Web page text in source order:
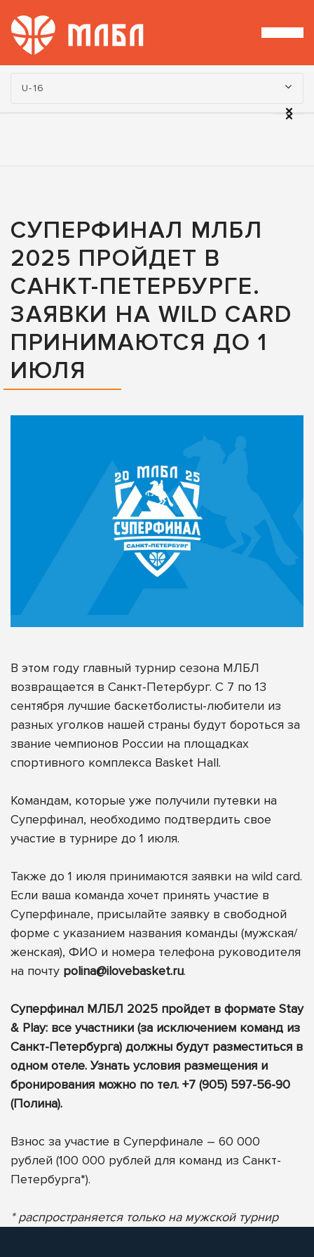
Турнир:
U-16
СУПЕРФИНАЛ МЛБЛ
2025 ПРОЙДЕТ В
САНКТ-ПЕТЕРБУРГЕ.
ЗАЯВКИ НА WILD CARD
ПРИНИМАЮТСЯ ДО 1
ИЮЛЯ
В этом году главный турнир сезона МЛБЛ
возвращается в Санкт-Петербург. С 7 по 13
сентября лучшие баскетболисты-любители из
разных уголков нашей страны будут бороться за
звание чемпионов России на площадках
спортивного комплекса Basket Hall.
Командам, которые уже получили путевки на
Суперфинал, необходимо подтвердить свое
участие в турнире до 1 июля.
Также до 1 июля принимаются заявки на wild card.
Если ваша команда хочет принять участие в
Суперфинале, присылайте заявку в свободной
форме с указанием названия команды (мужская/
женская), ФИО и номера телефона руководителя
на почту polina@ilovebasket.ru.
Суперфинал МЛБЛ 2025 пройдет в формате Stay
& Play: все участники (за исключением команд из
Санкт-Петербурга) должны будут разместиться в
одном отеле. Узнать условия размещения и
бронирования можно по тел. +7 (905) 597-56-90
(Полина).
Взнос за участие в Суперфинале – 60 000
рублей (100 000 рублей для команд из Санкт-
Петербурга*).
* распространяется только на мужской турнир